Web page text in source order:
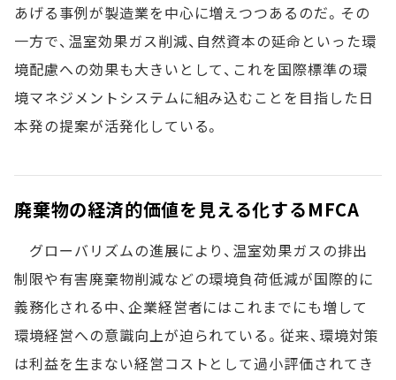
あげる事例が製造業を中心に増えつつあるのだ。その
一方で、温室効果ガス削減、自然資本の延命といった環
境配慮への効果も大きいとして、これを国際標準の環
境マネジメントシステムに組み込むことを目指した日
本発の提案が活発化している。
廃棄物の経済的価値を見える化するMFCA
グローバリズムの進展により、温室効果ガスの排出
制限や有害廃棄物削減などの環境負荷低減が国際的に
義務化される中、企業経営者にはこれまでにも増して
環境経営への意識向上が迫られている。従来、環境対策
は利益を生まない経営コストとして過小評価されてき